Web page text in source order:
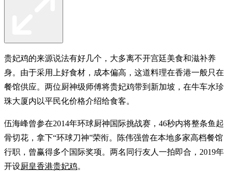
贵妃鸡的来源说法有好几个，大多离不开宫廷美食和滋补养
身。由于采用上好食材，成本偏高，这道料理在香港一般只在
餐馆供应。两位厨神级师傅将贵妃鸡带到新加坡，在牛车水珍
珠大厦内以平民化价格介绍给食客。
伍海峰曾参在2014年环球厨神国际挑战赛，46秒内将整条鱼起
骨切花，拿下“环球刀神”荣衔。陈伟强曾在本地多家高档餐馆
行职，曾赢得多个国际奖项。两名同行友人一拍即合，2019年
开设厨皇香港贵妃鸡。